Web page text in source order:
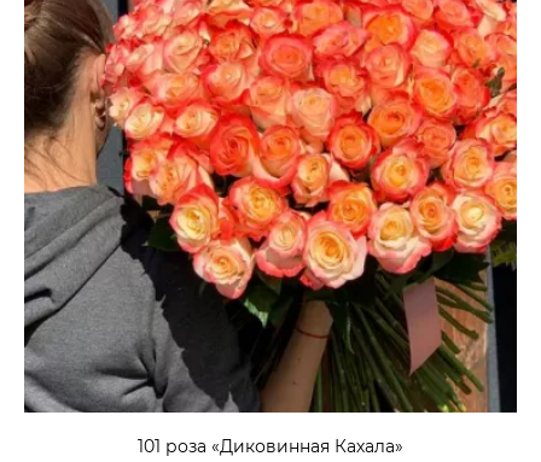
101 роза «Диковинная Кахала»